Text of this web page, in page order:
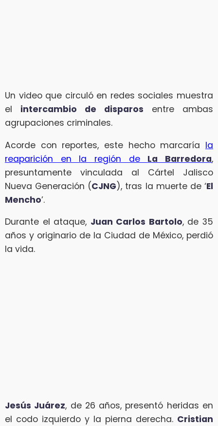
Un video que circuló en redes sociales muestra
el intercambio de disparos entre ambas
agrupaciones criminales.
Acorde con reportes, este hecho marcaría la
reaparición en la región de La Barredora,
presuntamente vinculada al Cártel Jalisco
Nueva Generación (CJNG), tras la muerte de ‘El
Mencho’.
Durante el ataque, Juan Carlos Bartolo, de 35
años y originario de la Ciudad de México, perdió
la vida.
Jesús Juárez, de 26 años, presentó heridas en
el codo izquierdo y la pierna derecha. Cristian